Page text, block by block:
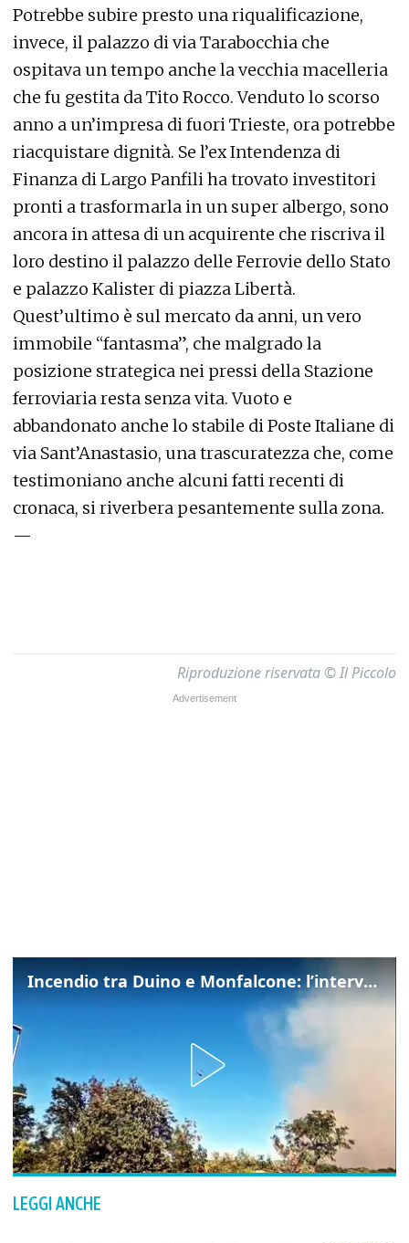
Potrebbe subire presto una riqualificazione,
invece, il palazzo di via Tarabocchia che
ospitava un tempo anche la vecchia macelleria
che fu gestita da Tito Rocco. Venduto lo scorso
anno a un’impresa di fuori Trieste, ora potrebbe
riacquistare dignità. Se l’ex Intendenza di
Finanza di Largo Panfili ha trovato investitori
pronti a trasformarla in un super albergo, sono
ancora in attesa di un acquirente che riscriva il
loro destino il palazzo delle Ferrovie dello Stato
e palazzo Kalister di piazza Libertà.
Quest’ultimo è sul mercato da anni, un vero
immobile “fantasma”, che malgrado la
posizione strategica nei pressi della Stazione
ferroviaria resta senza vita. Vuoto e
abbandonato anche lo stabile di Poste Italiane di
via Sant’Anastasio, una trascuratezza che, come
testimoniano anche alcuni fatti recenti di
cronaca, si riverbera pesantemente sulla zona.
—
Riproduzione riservata © Il Piccolo
Incendio tra Duino e Monfalcone: l’intervento dei vigili del fuoco
LEGGI ANCHE